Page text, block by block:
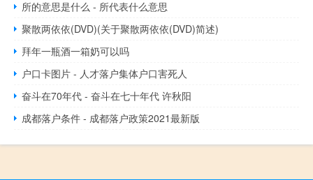
所的意思是什么 - 所代表什么意思
聚散两依依(DVD)(关于聚散两依依(DVD)简述)
拜年一瓶酒一箱奶可以吗
户口卡图片 - 人才落户集体户口害死人
奋斗在70年代 - 奋斗在七十年代 许秋阳
成都落户条件 - 成都落户政策2021最新版